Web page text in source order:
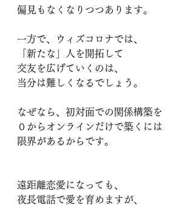
偏見もなくなりつつあります。
一方で、ウィズコロナでは、
「新たな」人を開拓して
交友を広げていくのは、
当分は難しくなるでしょう。
なぜなら、初対面での関係構築を
０からオンラインだけで築くには
限界があるからです。
遠距離恋愛になっても、
夜長電話で愛を育めますが、